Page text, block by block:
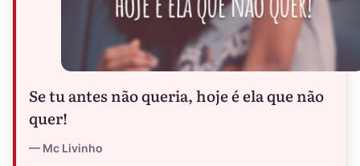
Se tu antes não queria, hoje é ela que não
quer!
Mc Livinho